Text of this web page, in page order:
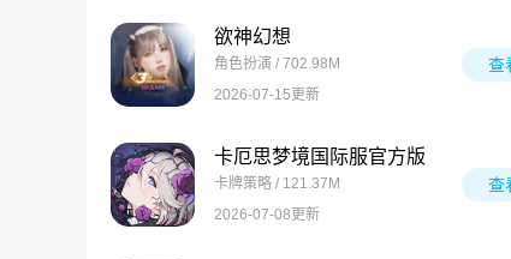
欲神幻想
角色扮演 / 702.98M
2026-07-15更新
查
卡厄思梦境国际服官方版
卡牌策略 / 121.37M
2026-07-08更新
查